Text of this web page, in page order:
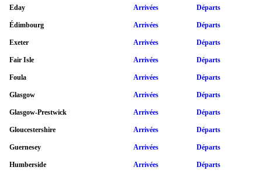
Eday Arrivées Départs
Édimbourg Arrivées Départs
Exeter Arrivées Départs
Fair Isle Arrivées Départs
Foula Arrivées Départs
Glasgow Arrivées Départs
Glasgow-Prestwick Arrivées Départs
Gloucestershire Arrivées Départs
Guernesey Arrivées Départs
Humberside Arrivées Départs